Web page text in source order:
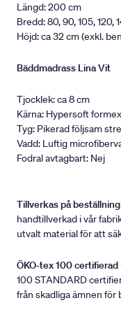
Längd: 200 cm
Bredd: 80, 90, 105, 120,
Höjd: ca 32 cm (exkl.
Bäddmadrass Lina Vit
Tjocklek: ca 8 cm
Kärna: Hypersoft
Tyg: Pikerad följsam
Vadd: Luftig
Fodral avtagbart: Nej
Tillverkas på beställning
handtillverkad i vår
utvalt material för att
ÖKO-tex 100 certifierad
100 STANDARD
från skadliga ämnen för